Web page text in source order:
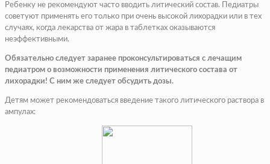
Ребенку не рекомендуют часто вводить литический состав. Педиатры
советуют применять его только при очень высокой лихорадки или в тех
случаях, когда лекарства от жара в таблетках оказываются
неэффективными.
Обязательно следует заранее проконсультироваться с лечащим
педиатром о возможности применения литического состава от
лихорадки! С ним же следует обсудить дозы.
Детям может рекомендоваться введение такого литического раствора в
ампулах: